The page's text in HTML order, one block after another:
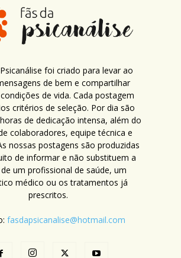
foi criado para levar ao
de bem e compartilhar
de vida. Cada postagem
critérios de seleção. Por dia são
de dedicação intensa, além do
colaboradores, equipe técnica e
nossas postagens são produzidas
de informar e não substituem a
um profissional de saúde, um
médico ou os tratamentos já
prescritos.
fasdapsicanalise@hotmail.com